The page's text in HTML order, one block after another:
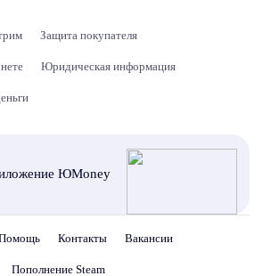
Защита покупателя
Юридическая информация
ЮMoney
Контакты Вакансии
Пополнение Steam